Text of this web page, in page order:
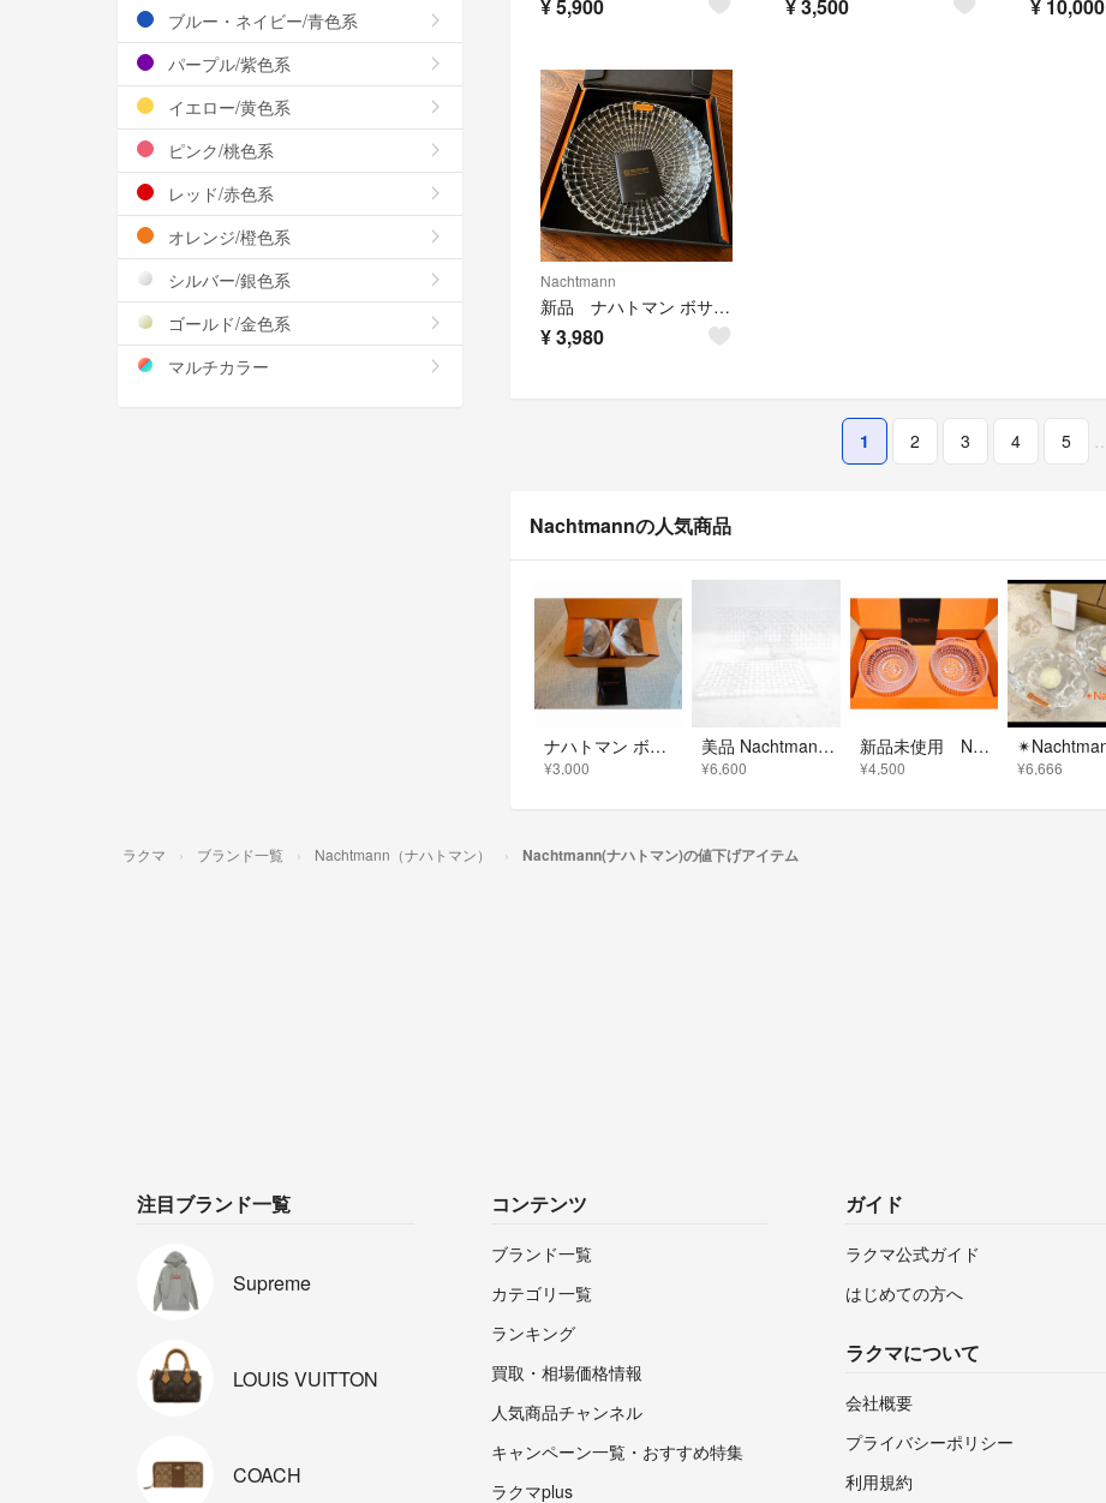
¥5,900 ¥3,500 ¥ 10,000
Nachtmann
新品 ナハトマン ボサノバ ボウル クリア 25cm
¥3,980
1 2 3 4 5
Nachtmannの人気商品
ナハトマン ボサノバ タンブラー 2個セット 92076
¥3,000
美品 Nachtmann ナハトマン ボサノバ レクタングラープレート 3枚 セット 28cm長方形皿 レクタンギュラー SO4043B1
¥6,600
新品未使用 Nachtmann ナハトマン ガラスボウル 2個セット
¥4,500 ¥6,666
ブルー・ネイビー/青色系
パープル/紫色系
イエロー/黄色系
ピンク/桃色系
レッド/赤色系
オレンジ/橙色系
シルバー/銀色系
ゴールド/金色系
マルチカラー
ラクマ ブランド一覧 Nachtmann（ナハトマン） Nachtmann(ナハトマン)の値下げアイテム
注目ブランド一覧
Supreme
LOUIS VUITTON
COACH
コンテンツ
ブランド一覧
カテゴリ一覧
ランキング
買取・相場価格情報
人気商品チャンネル
キャンペーン一覧・おすすめ特集
ラクマplus
ガイド
ラクマ公式ガイド
はじめての方へ
ラクマについて
会社概要
プライバシーポリシー
利用規約